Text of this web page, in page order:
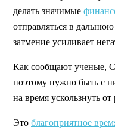
делать значимые
отправляться в
затмение усиливает
Как сообщают ученые,
поэтому нужно быть с
на время ускользнуть от
Это благоприятное